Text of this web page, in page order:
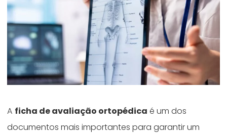
A ficha de avaliação ortopédica é um dos
documentos mais importantes para garantir um